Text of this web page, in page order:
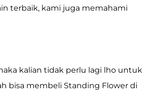
terbaik, kami juga memahami
kalian tidak perlu lagi lho untuk
bisa membeli Standing Flower di